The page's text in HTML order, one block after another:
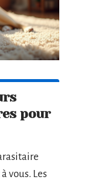
pour
vous. Les